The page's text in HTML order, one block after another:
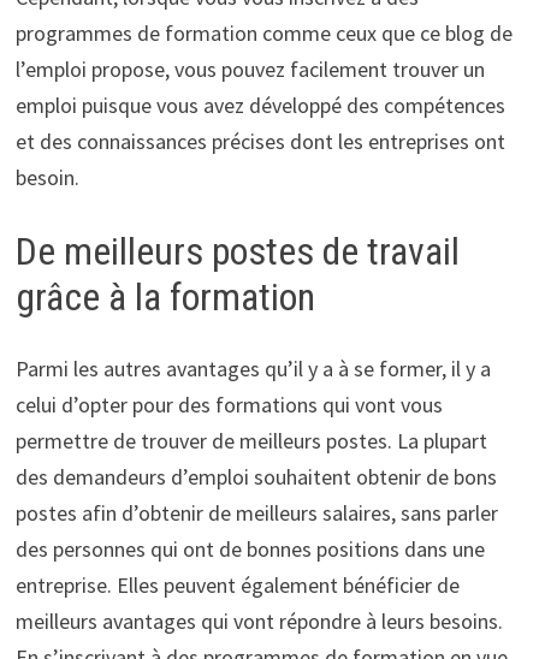
programmes de formation comme ceux que ce blog de
l’emploi propose, vous pouvez facilement trouver un
emploi puisque vous avez développé des compétences
et des connaissances précises dont les entreprises ont
besoin.
De meilleurs postes de travail
grâce à la formation
Parmi les autres avantages qu’il y a à se former, il y a
celui d’opter pour des formations qui vont vous
permettre de trouver de meilleurs postes. La plupart
des demandeurs d’emploi souhaitent obtenir de bons
postes afin d’obtenir de meilleurs salaires, sans parler
des personnes qui ont de bonnes positions dans une
entreprise. Elles peuvent également bénéficier de
meilleurs avantages qui vont répondre à leurs besoins.